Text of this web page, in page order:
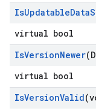
IsUpdatableData
virtual bool
IsVersionNewer
virtual bool
IsVersionValid